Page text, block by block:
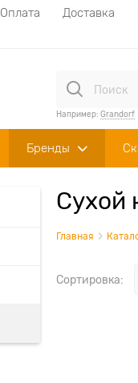
Оплата Доставка
Например: Grandorf
Бренды
Сухой
Главная
Сортировка: